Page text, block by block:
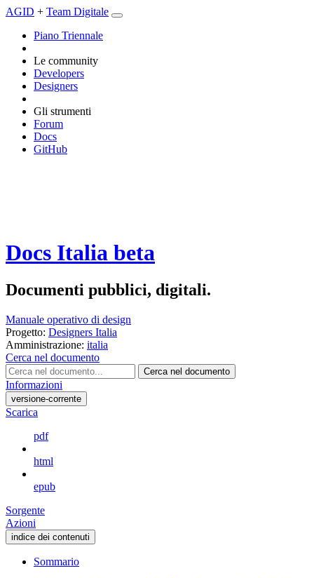
AGID + Team Digitale
Piano Triennale
Le community
Developers
Designers
Gli strumenti
Forum
Docs
GitHub
Docs Italia beta
Documenti pubblici, digitali.
Manuale operativo di design
Progetto: Designers Italia
Amministrazione: italia
Cerca nel documento
Cerca nel documento
Informazioni
versione-corrente
Scarica
pdf
html
epub
Sorgente
Azioni
indice dei contenuti
Sommario